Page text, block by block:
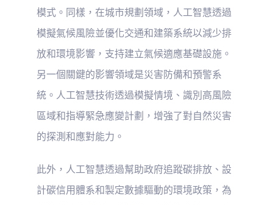
模式。同樣，在城市規劃領域，人工智慧透過
模擬氣候風險並優化交通和建築系統以減少排
放和環境影響，支持建立氣候適應基礎設施。
另一個關鍵的影響領域是災害防備和預警系
統。人工智慧技術透過模擬情境、識別高風險
區域和指導緊急應變計劃，增強了對自然災害
的探測和應對能力。
此外，人工智慧透過幫助政府追蹤碳排放、設
計碳信用體系和製定數據驅動的環境政策，為